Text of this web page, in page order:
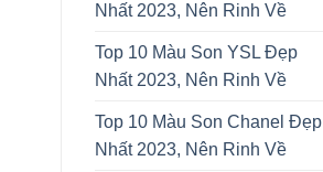
Nhất 2023, Nên Rinh Về
Top 10 Màu Son YSL Đẹp
Nhất 2023, Nên Rinh Về
Top 10 Màu Son Chanel Đẹp
Nhất 2023, Nên Rinh Về